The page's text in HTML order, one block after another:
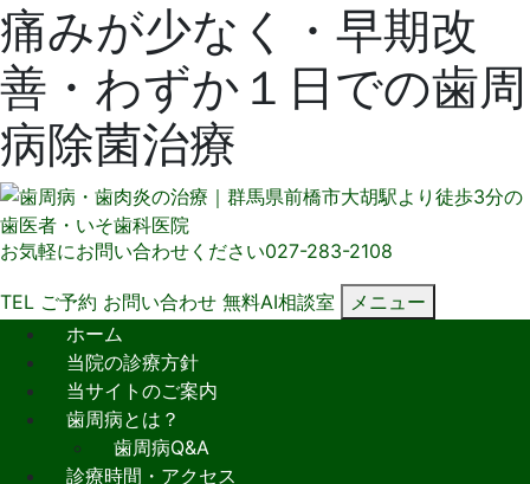
痛みが少なく・早期改
善・わずか１日での歯周
病除菌治療
お気軽にお問い合わせください027-283-2108
TEL ご予約 お問い合わせ 無料AI相談室
メニュー
ホーム
当院の診療方針
当サイトのご案内
歯周病とは？
歯周病Q&A
診療時間・アクセス